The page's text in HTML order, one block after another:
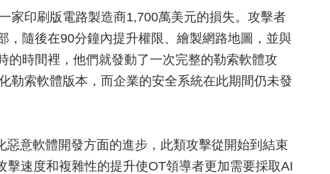
家印刷版電路製造商1,700萬美元的損失。攻擊者
，隨後在90分鐘內提升權限、繪製網路地圖，並與
的時間裡，他們就發動了一次完整的勒索軟體攻
勒索軟體版本，而企業的安全系統在此期間仍未發
意軟體開發方面的進步，此類攻擊從開始到結束
速度和複雜性的提升使OT領導者更加需要採取AI